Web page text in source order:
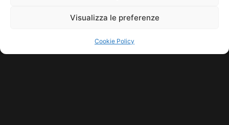
Visualizza le preferenze
Cookie Policy